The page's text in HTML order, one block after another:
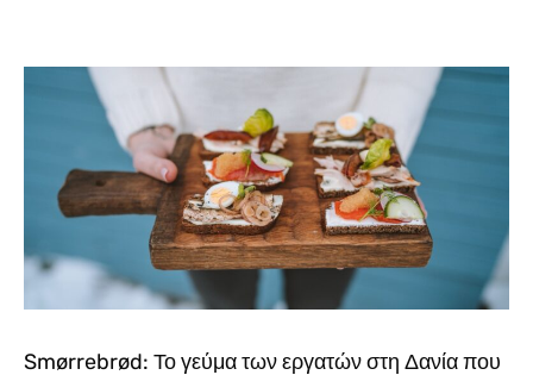
Smørrebrød: Το γεύμα των εργατών στη Δανία που